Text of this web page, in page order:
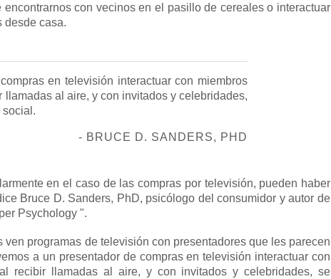
encontrarnos con vecinos en el pasillo de cereales o interactuar
desde casa.
en televisión interactuar con miembros
al aire, y con invitados y celebridades,
social.
- BRUCE D. SANDERS, PHD
en el caso de las compras por televisión, pueden haber
Bruce D. Sanders, PhD, psicólogo del consumidor y autor de
Psychology ".
programas de televisión con presentadores que les parecen
a un presentador de compras en televisión interactuar con
recibir llamadas al aire, y con invitados y celebridades, se